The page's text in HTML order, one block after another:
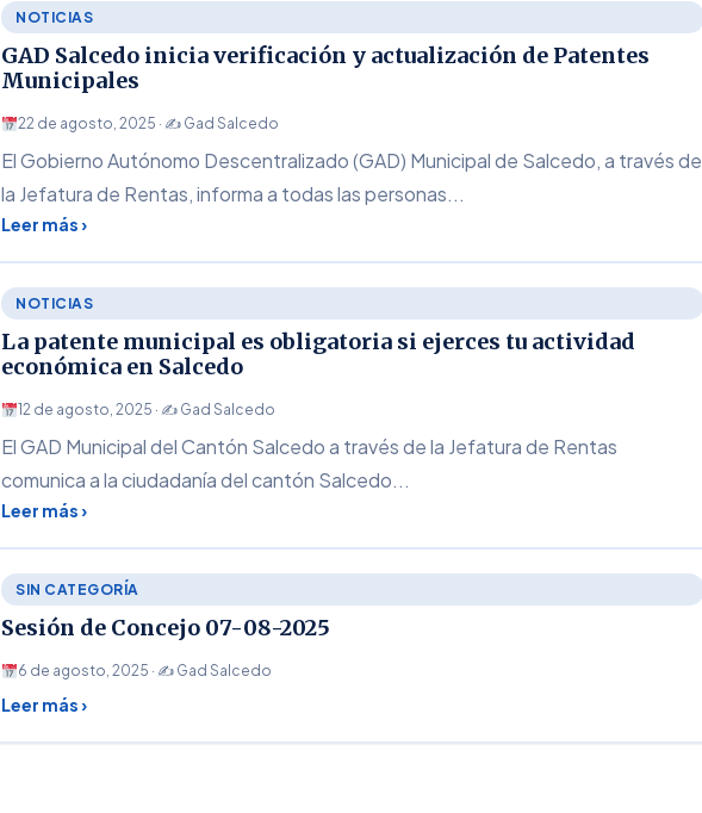
NOTICIAS
GAD Salcedo inicia verificación y actualización de Patentes
Municipales
22 de agosto, 2025 · ✍Gad Salcedo
El Gobierno Autónomo Descentralizado (GAD) Municipal de Salcedo, a través de
la Jefatura de Rentas, informa a todas las personas...
Leer más ›
NOTICIAS
La patente municipal es obligatoria si ejerces tu actividad
económica en Salcedo
12 de agosto, 2025 · ✍Gad Salcedo
El GAD Municipal del Cantón Salcedo a través de la Jefatura de Rentas
comunica a la ciudadanía del cantón Salcedo...
Leer más ›
SIN CATEGORÍA
Sesión de Concejo 07-08-2025
6 de agosto, 2025 · ✍Gad Salcedo
Leer más ›